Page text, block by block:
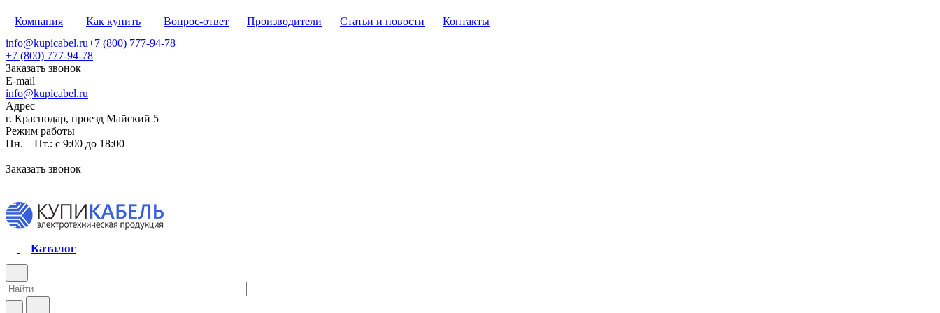
Компания Как купить Вопрос-ответ Производители Статьи и новости
Контакты
info@kupicabel.ru+7 (800) 777-94-78
+7 (800) 777-94-78
Заказать звонок
E-mail
info@kupicabel.ru
Адрес
г. Краснодар, проезд Майский 5
Режим работы
Пн. – Пт.: с 9:00 до 18:00
Заказать звонок
Каталог